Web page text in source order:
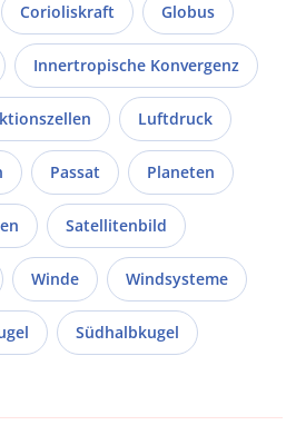
Corioliskraft Globus
Innertropische Konvergenz
Luftdruck
Passat Planeten
Satellitenbild
Winde Windsysteme
Südhalbkugel